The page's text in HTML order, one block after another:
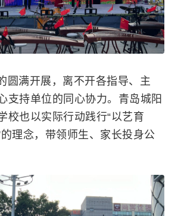
圆满开展，离不开各指导、主
支持单位的同心协力。青岛城阳
校也以实际行动践行“以艺育
理念，带领师生、家长投身公